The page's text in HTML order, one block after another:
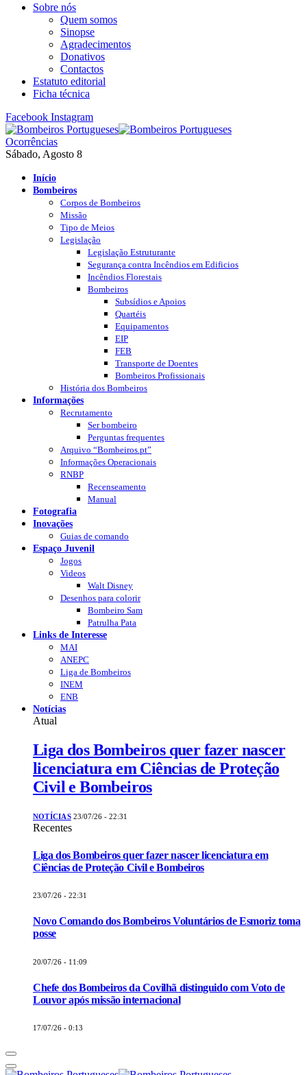
Sobre nós
Quem somos
Sinopse
Agradecimentos
Donativos
Contactos
Estatuto editorial
Ficha técnica
Facebook Instagram
Ocorrências
Sábado, Agosto 8
Início
Bombeiros
Corpos de Bombeiros
Missão
Tipo de Meios
Legislação
Legislação Estruturante
Segurança contra Incêndios em Edificios
Incêndios Florestais
Bombeiros
Subsídios e Apoios
Quartéis
Equipamentos
EIP
FEB
Transporte de Doentes
Bombeiros Profissionais
História dos Bombeiros
Informações
Recrutamento
Ser bombeiro
Perguntas frequentes
Arquivo “Bombeiros.pt”
Informações Operacionais
RNBP
Recenseamento
Manual
Fotografia
Inovações
Guias de comando
Espaço Juvenil
Jogos
Videos
Walt Disney
Desenhos para colorir
Bombeiro Sam
Patrulha Pata
Links de Interesse
MAI
ANEPC
Liga de Bombeiros
INEM
ENB
Notícias
Atual
Liga dos Bombeiros quer fazer nascer
licenciatura em Ciências de Proteção
Civil e Bombeiros
NOTÍCIAS 23/07/26 - 22:31
Recentes
Liga dos Bombeiros quer fazer nascer licenciatura em
Ciências de Proteção Civil e Bombeiros
23/07/26 - 22:31
Novo Comando dos Bombeiros Voluntários de Esmoriz toma
posse
20/07/26 - 11:09
Chefe dos Bombeiros da Covilhã distinguido com Voto de
Louvor após missão internacional
17/07/26 - 0:13